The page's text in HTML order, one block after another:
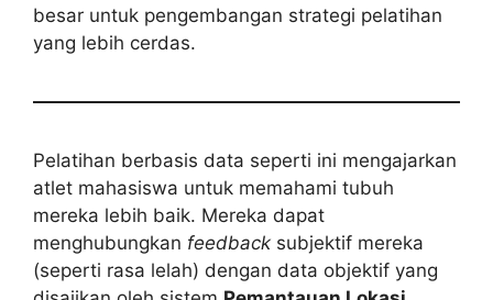
besar untuk pengembangan strategi pelatihan
yang lebih cerdas.
Pelatihan berbasis data seperti ini mengajarkan
atlet mahasiswa untuk memahami tubuh
mereka lebih baik. Mereka dapat
menghubungkan feedback subjektif mereka
(seperti rasa lelah) dengan data objektif yang